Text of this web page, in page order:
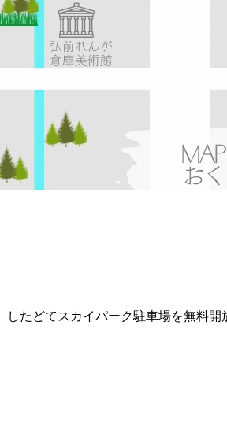
したどてスカイパーク駐車場を無料開